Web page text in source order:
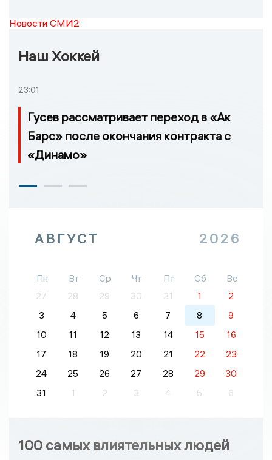
Новости СМИ2
Наш Хоккей
23:01
Гусев рассматривает переход в «Ак
Барс» после окончания контракта с
«Динамо»
АВГУСТ 2026
Пн Вт Ср Чт Пт Сб
Вс
27
28 29 30 31 1
2
3
4 5 6 7 8
9
10
11 12 13 14 15
16
17
18 19 20 21 22
23
24
25 26 27 28 29
30
31
1 2 3 4 5 6
100 самых влиятельных людей